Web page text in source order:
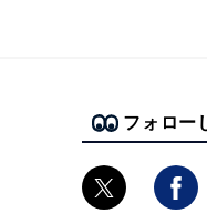
フォロー